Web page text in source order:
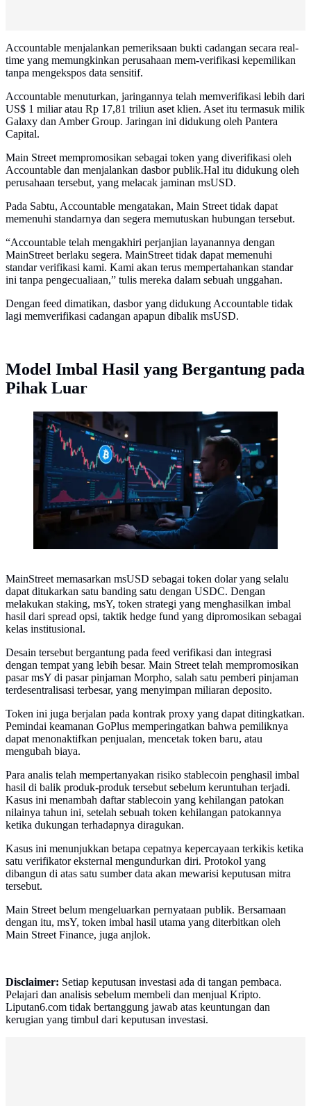
Accountable menjalankan pemeriksaan bukti cadangan secara real-
time yang memungkinkan perusahaan mem-verifikasi kepemilikan
tanpa mengekspos data sensitif.
Accountable menuturkan, jaringannya telah memverifikasi lebih dari
US$ 1 miliar atau Rp 17,81 triliun aset klien. Aset itu termasuk milik
Galaxy dan Amber Group. Jaringan ini didukung oleh Pantera
Capital.
Main Street mempromosikan sebagai token yang diverifikasi oleh
Accountable dan menjalankan dasbor publik.Hal itu didukung oleh
perusahaan tersebut, yang melacak jaminan msUSD.
Pada Sabtu, Accountable mengatakan, Main Street tidak dapat
memenuhi standarnya dan segera memutuskan hubungan tersebut.
“Accountable telah mengakhiri perjanjian layanannya dengan
MainStreet berlaku segera. MainStreet tidak dapat memenuhi
standar verifikasi kami. Kami akan terus mempertahankan standar
ini tanpa pengecualiaan,” tulis mereka dalam sebuah unggahan.
Dengan feed dimatikan, dasbor yang didukung Accountable tidak
lagi memverifikasi cadangan apapun dibalik msUSD.
Model Imbal Hasil yang Bergantung pada
Pihak Luar
Ilustrasi harga kripto. (Foto by AI)
MainStreet memasarkan msUSD sebagai token dolar yang selalu
dapat ditukarkan satu banding satu dengan USDC. Dengan
melakukan staking, msY, token strategi yang menghasilkan imbal
hasil dari spread opsi, taktik hedge fund yang dipromosikan sebagai
kelas institusional.
Desain tersebut bergantung pada feed verifikasi dan integrasi
dengan tempat yang lebih besar. Main Street telah mempromosikan
pasar msY di pasar pinjaman Morpho, salah satu pemberi pinjaman
terdesentralisasi terbesar, yang menyimpan miliaran deposito.
Token ini juga berjalan pada kontrak proxy yang dapat ditingkatkan.
Pemindai keamanan GoPlus memperingatkan bahwa pemiliknya
dapat menonaktifkan penjualan, mencetak token baru, atau
mengubah biaya.
Para analis telah mempertanyakan risiko stablecoin penghasil imbal
hasil di balik produk-produk tersebut sebelum keruntuhan terjadi.
Kasus ini menambah daftar stablecoin yang kehilangan patokan
nilainya tahun ini, setelah sebuah token kehilangan patokannya
ketika dukungan terhadapnya diragukan.
Kasus ini menunjukkan betapa cepatnya kepercayaan terkikis ketika
satu verifikator eksternal mengundurkan diri. Protokol yang
dibangun di atas satu sumber data akan mewarisi keputusan mitra
tersebut.
Main Street belum mengeluarkan pernyataan publik. Bersamaan
dengan itu, msY, token imbal hasil utama yang diterbitkan oleh
Main Street Finance, juga anjlok.
Disclaimer: Setiap keputusan investasi ada di tangan pembaca.
Pelajari dan analisis sebelum membeli dan menjual Kripto.
Liputan6.com tidak bertanggung jawab atas keuntungan dan
kerugian yang timbul dari keputusan investasi.